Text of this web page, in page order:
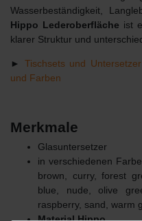
Wasserbeständigkeit,
Hippo Lederoberfläche ist
klarer Struktur und
► Tischsets und
und Farben
Merkmale
Glasuntersetzer
in verschiedenen
brown, curry, forest
blue, nude, olive
raspberry, sand, warm